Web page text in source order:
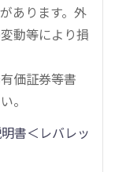
あります。外
動等により損
価証券等書
。
書＜レバレッ